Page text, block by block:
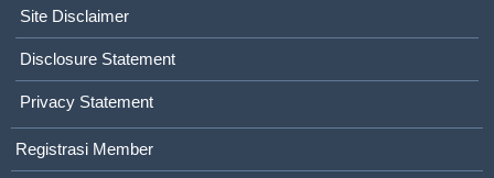
Site Disclaimer
Disclosure Statement
Privacy Statement
Registrasi Member